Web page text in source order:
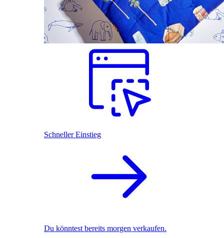
Schneller Einstieg
Du könntest bereits morgen verkaufen.